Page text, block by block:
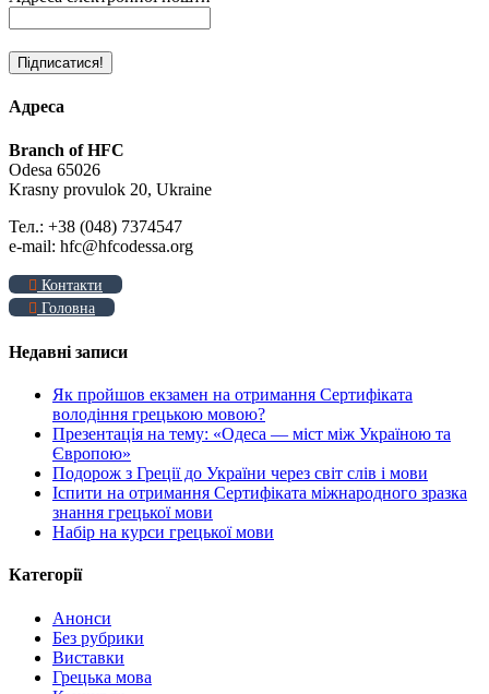
Адреса
Branch of HFC
Odesa 65026
Krasny provulok 20, Ukraine
Тел.: +38 (048) 7374547
e-mail: hfc@hfcodessa.org
Контакти
Головна
Недавні записи
Як пройшов екзамен на отримання Сертифіката
володіння грецькою мовою?
Презентація на тему: «Одеса — міст між Україною та
Європою»
Подорож з Греції до України через світ слів і мови
Іспити на отримання Сертифіката міжнародного зразка
знання грецької мови
Набір на курси грецької мови
Категорії
Анонси
Без рубрики
Виставки
Грецька мова